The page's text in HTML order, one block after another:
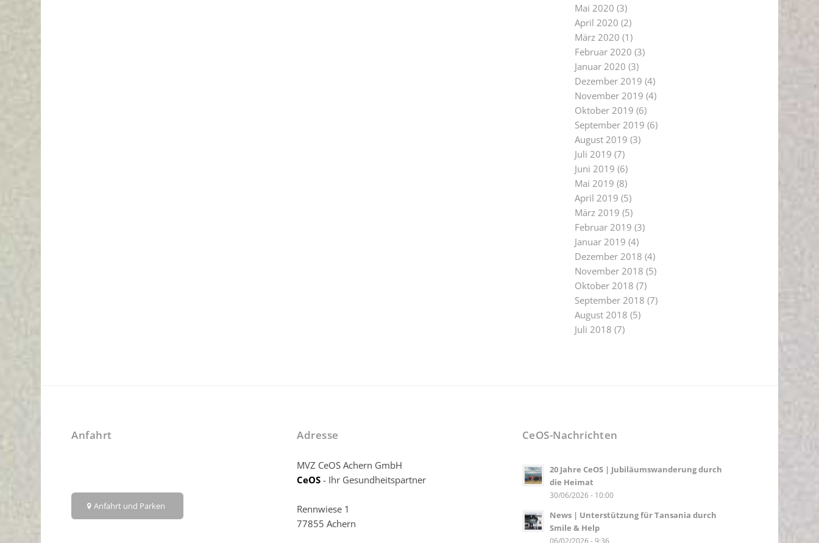
Mai 2020 (3)
April 2020 (2)
März 2020 (1)
Februar 2020 (3)
Januar 2020 (3)
Dezember 2019 (4)
November 2019 (4)
Oktober 2019 (6)
September 2019 (6)
August 2019 (3)
Juli 2019 (7)
Juni 2019 (6)
Mai 2019 (8)
April 2019 (5)
März 2019 (5)
Februar 2019 (3)
Januar 2019 (4)
Dezember 2018 (4)
November 2018 (5)
Oktober 2018 (7)
September 2018 (7)
August 2018 (5)
Juli 2018 (7)
Anfahrt
Anfahrt und Parken
Adresse
MVZ CeOS Achern GmbH
CeOS - Ihr Gesundheitspartner
Rennwiese 1
77855 Achern
CeOS-Nachrichten
20 Jahre CeOS | Jubiläumswanderung durch
die Heimat
30/06/2026 - 10:00
News | Unterstützung für Tansania durch
Smile & Help
06/02/2026 - 9:36